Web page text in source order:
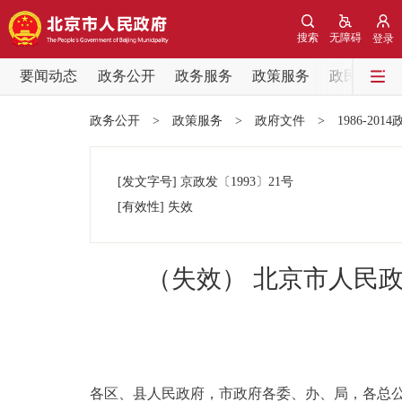
登录
无障碍
搜索
要闻动态 政务公开 政务服务 政策服务
政民互动
党中央精神
政策兑现
政务公开 > 政策服务 > 政府文件 > 1986-2014
[发文字号] 京政发 〔1993〕 21号
[有效性] 失效
（失效） 北京市人民
各区、县人民政府，市政府各委、办、局，各总